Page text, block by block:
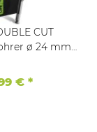
CUT
ø 24 mm,
€*